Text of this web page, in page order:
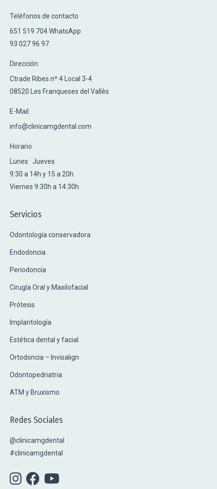
Teléfonos de contacto
651 519 704 WhatsApp
93 027 96 97
Dirección:
Ctrade Ribes nº 4 Local 3-4
08520 Les Franqueses del Vallès
E-Mail:
info@clinicamgdental.com
Horario
Lunes · Jueves
9:30 a 14h y 15 a 20h
Viernes 9:30h a 14:30h
Servicios
Odontología conservadora
Endodoncia
Periodoncia
Cirugía Oral y Maxilofacial
Prótesis
Implantología
Estética dental y facial
Ortodoncia – Invisalign
Odontopedriatria
ATM y Bruxismo
Redes Sociales
@clinicamgdental
#clinicamgdental